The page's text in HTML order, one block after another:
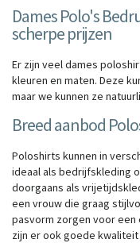
Dames Polo's
scherpe prijzen
Er zijn veel dames
kleuren en maten. Deze
maar we kunnen ze
Breed aanbod
Poloshirts kunnen in
ideaal als bedrijfskleding
doorgaans als
een vrouw die graag
pasvorm zorgen voor
zijn er ook goede